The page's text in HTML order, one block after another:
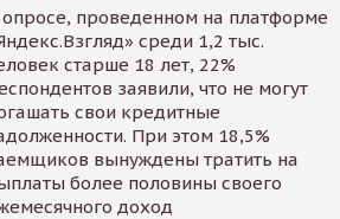
проведенном на платформе
среди 1,2 тыс.
старше 18 лет, 22%
заявили, что не могут
свои кредитные
При этом 18,5%
вынуждены тратить на
более половины своего
доход